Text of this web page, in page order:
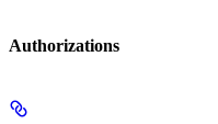
Authorizations